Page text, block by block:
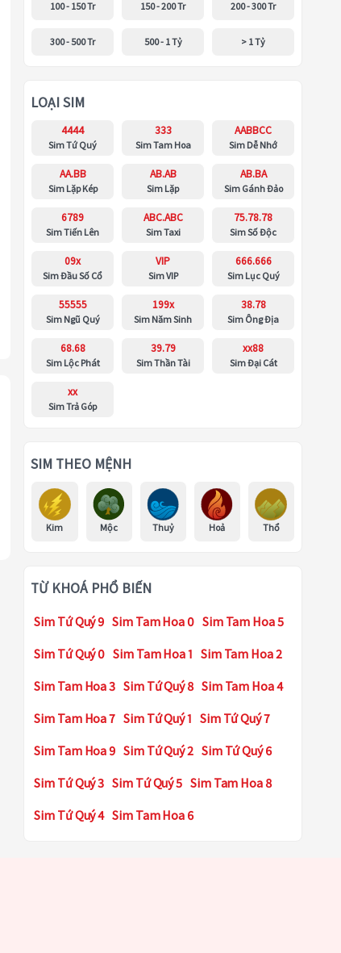
100 - 150 Tr 150 - 200 Tr 200 - 300 Tr
300 - 500 Tr 500 - 1 Tỷ > 1 Tỷ
LOẠI SIM
4444
Sim Tứ Quý
333
Sim Tam Hoa
AABBCC
Sim Dễ Nhớ
AA.BB
Sim Lặp Kép
AB.AB
Sim Lặp
AB.BA
Sim Gánh Đảo
6789
Sim Tiến Lên
ABC.ABC
Sim Taxi
75.78.78
Sim Số Độc
09x
Sim Đầu Số Cổ
VIP
Sim VIP
666.666
Sim Lục Quý
55555
Sim Ngũ Quý
199x
Sim Năm Sinh
38.78
Sim Ông Địa
68.68
Sim Lộc Phát
39.79
Sim Thần Tài
xx88
Sim Đại Cát
xx
Sim Trả Góp
SIM THEO MỆNH
Kim Mộc Thuỷ Hoả Thổ
TỪ KHOÁ PHỔ BIẾN
Sim Tứ Quý 9 Sim Tam Hoa 0 Sim Tam Hoa 5
Sim Tứ Quý 0 Sim Tam Hoa 1 Sim Tam Hoa 2
Sim Tam Hoa 3 Sim Tứ Quý 8 Sim Tam Hoa 4
Sim Tam Hoa 7 Sim Tứ Quý 1 Sim Tứ Quý 7
Sim Tam Hoa 9 Sim Tứ Quý 2 Sim Tứ Quý 6
Sim Tứ Quý 3 Sim Tứ Quý 5 Sim Tam Hoa 8
Sim Tứ Quý 4 Sim Tam Hoa 6